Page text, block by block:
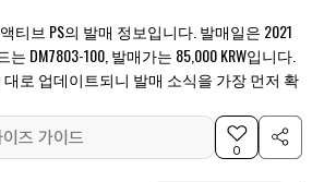
티브 PS의 발매 정보입니다. 발매일은 2021
DM7803-100, 발매가는 85,000 KRW입니다.
로 업데이트되니 발매 소식을 가장 먼저 확
즈 가이드
0